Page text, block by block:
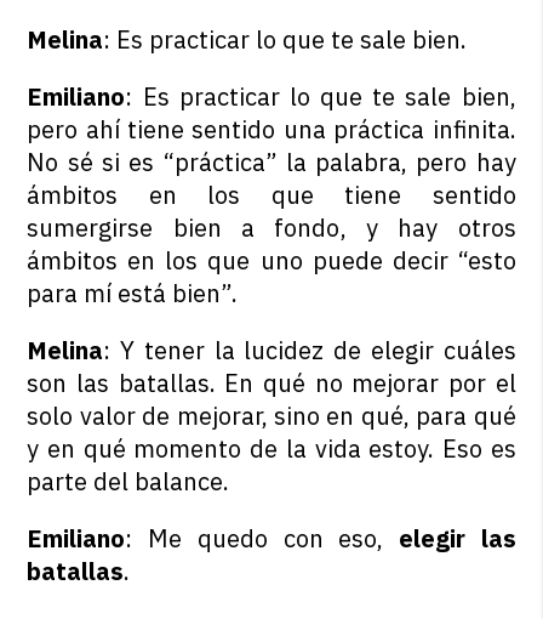
Melina: Es practicar lo que te sale bien.
Emiliano: Es practicar lo que te sale bien,
pero ahí tiene sentido una práctica infinita.
No sé si es “práctica” la palabra, pero hay
ámbitos en los que tiene sentido
sumergirse bien a fondo, y hay otros
ámbitos en los que uno puede decir “esto
para mí está bien”.
Melina: Y tener la lucidez de elegir cuáles
son las batallas. En qué no mejorar por el
solo valor de mejorar, sino en qué, para qué
y en qué momento de la vida estoy. Eso es
parte del balance.
Emiliano: Me quedo con eso, elegir las
batallas.